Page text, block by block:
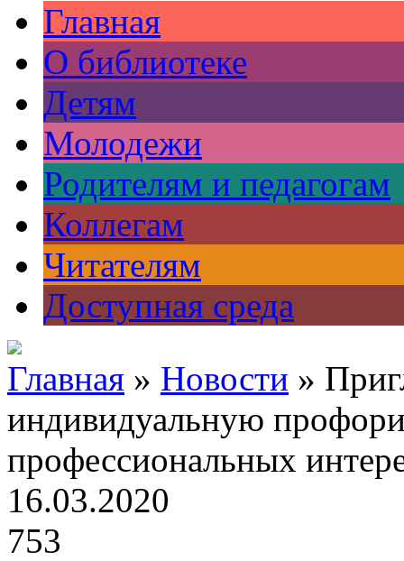
Главная
О библиотеке
Детям
Молодежи
Родителям и педагогам
Коллегам
Читателям
Доступная среда
Главная » Новости »
индивидуальную
профессиональных
16.03.2020
753